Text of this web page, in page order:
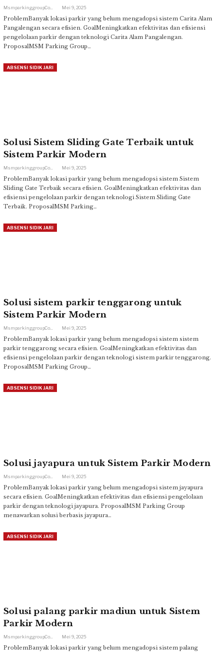
Mei 9, 2025
ProblemBanyak lokasi parkir yang belum mengadopsi sistem Carita Alam
Pangalengan secara efisien. GoalMeningkatkan efektivitas dan efisiensi
pengelolaan parkir dengan teknologi Carita Alam Pangalengan.
ProposalMSM Parking Group…
ABSENSI SIDIK JARI
Solusi Sistem Sliding Gate Terbaik untuk
Sistem Parkir Modern
Mei 9, 2025
ProblemBanyak lokasi parkir yang belum mengadopsi sistem Sistem
Sliding Gate Terbaik secara efisien. GoalMeningkatkan efektivitas dan
efisiensi pengelolaan parkir dengan teknologi Sistem Sliding Gate
Terbaik. ProposalMSM Parking…
ABSENSI SIDIK JARI
Solusi sistem parkir tenggarong untuk
Sistem Parkir Modern
Msmparkinggroup.com Mei 9, 2025
ProblemBanyak lokasi parkir yang belum mengadopsi sistem sistem
parkir tenggarong secara efisien. GoalMeningkatkan efektivitas dan
efisiensi pengelolaan parkir dengan teknologi sistem parkir tenggarong.
ProposalMSM Parking Group…
ABSENSI SIDIK JARI
Solusi jayapura untuk Sistem Parkir Modern
Mei 9, 2025
ProblemBanyak lokasi parkir yang belum mengadopsi sistem jayapura
secara efisien. GoalMeningkatkan efektivitas dan efisiensi pengelolaan
parkir dengan teknologi jayapura. ProposalMSM Parking Group
menawarkan solusi berbasis jayapura…
ABSENSI SIDIK JARI
Solusi palang parkir madiun untuk Sistem
Parkir Modern
Msmparkinggroup.com Mei 9, 2025
ProblemBanyak lokasi parkir yang belum mengadopsi sistem palang